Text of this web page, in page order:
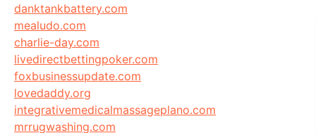
danktankbattery.com
mealudo.com
charlie-day.com
livedirectbettingpoker.com
foxbusinessupdate.com
lovedaddy.org
integrativemedicalmassageplano.com
mrrugwashing.com